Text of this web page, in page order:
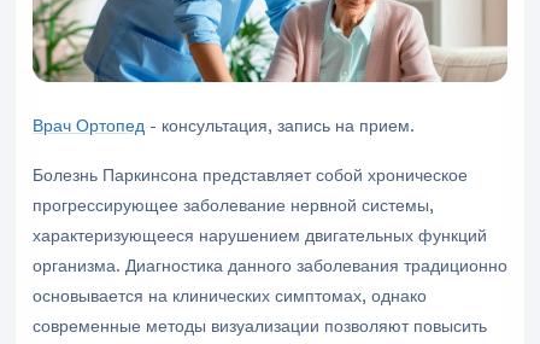
Врач Ортопед - консультация, запись на прием.
Болезнь Паркинсона представляет собой хроническое
прогрессирующее заболевание нервной системы,
характеризующееся нарушением двигательных функций
организма. Диагностика данного заболевания традиционно
основывается на клинических симптомах, однако
современные методы визуализации позволяют повысить